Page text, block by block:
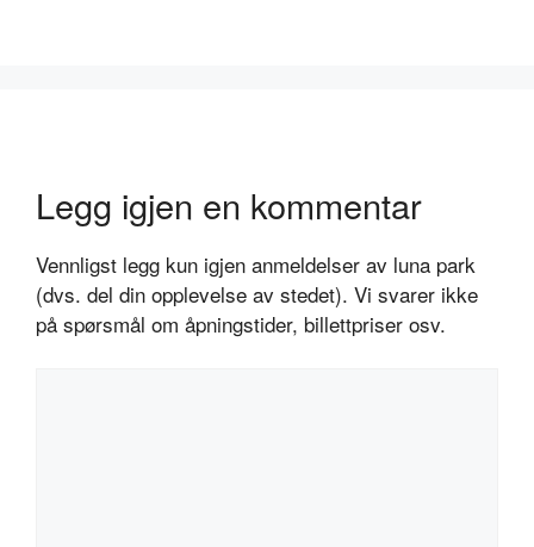
Legg igjen en kommentar
Vennligst legg kun igjen anmeldelser av luna park
(dvs. del din opplevelse av stedet). Vi svarer ikke
på spørsmål om åpningstider, billettpriser osv.